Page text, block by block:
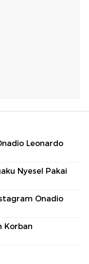
Leonardo
Nyesel Pakai
Onadio
Korban